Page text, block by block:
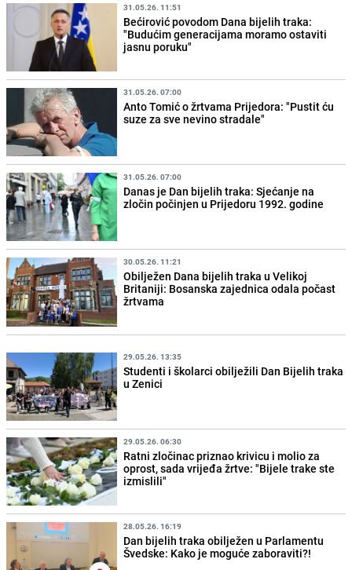
31.05.26. 11:51
Bećirović povodom Dana bijelih traka:
"Budućim generacijama moramo ostaviti
jasnu poruku"
31.05.26. 07:00
Anto Tomić o žrtvama Prijedora: "Pustit ću
suze za sve nevino stradale"
31.05.26. 07:00
Danas je Dan bijelih traka: Sjećanje na
zločin počinjen u Prijedoru 1992. godine
30.05.26. 11:21
Obilježen Dana bijelih traka u Velikoj
Britaniji: Bosanska zajednica odala počast
žrtvama
29.05.26. 13:35
Studenti i školarci obilježili Dan Bijelih traka
u Zenici
29.05.26. 06:30
Ratni zločinac priznao krivicu i molio za
oprost, sada vrijeđa žrtve: "Bijele trake ste
izmislili"
28.05.26. 16:19
Dan bijelih traka obilježen u Parlamentu
Švedske: Kako je moguće zaboraviti?!